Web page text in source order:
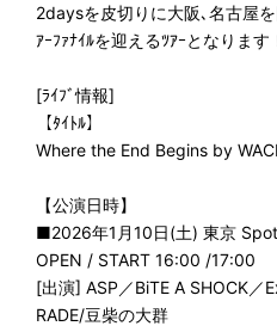
2daysを皮切りに大阪､名古屋
ｱｰﾌｧﾅｲﾙを迎えるﾂｱｰとなります
[ﾗｲﾌﾞ情報]
【ﾀｲﾄﾙ】
Where the End Begins by
【公演日時】
■2026年1月10日(土) 東京
OPEN / START 16:00 /17:00
[出演] ASP／BiTE A SHOCK／
RADE/豆柴の大群